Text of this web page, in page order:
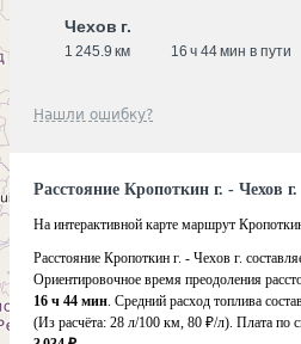
Чехов г.
1 245.9 км 16 ч 44 мин в пути
Нашли ошибку?
Расстояние Кропоткин г. - Чехов г.
На интерактивной карте маршрут
Расстояние Кропоткин г. - Чехов г.
Ориентировочное время преодоления
16 ч 44 мин. Средний расход топлива
(Из расчёта: 28 л/100 км, 80 ₽/л). Плата по